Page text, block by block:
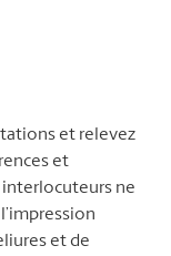
et relevez
et
ne
et de